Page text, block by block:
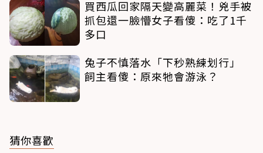
買西瓜回家隔天變高麗菜！兇手被
抓包還一臉懵女子看傻：吃了1千
多口
兔子不慎落水「下秒熟練划行」
飼主看傻：原來牠會游泳？
猜你喜歡